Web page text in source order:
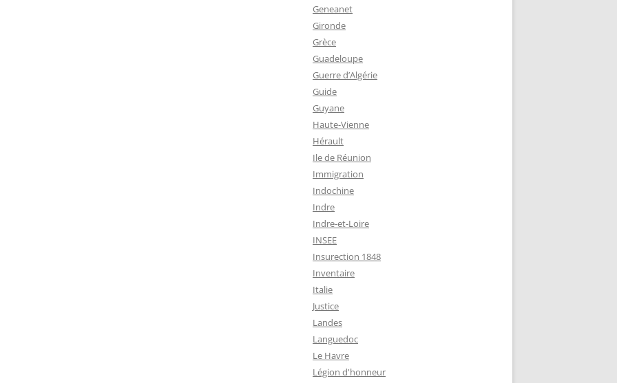
Geneanet
Gironde
Grèce
Guadeloupe
Guerre d’Algérie
Guide
Guyane
Haute-Vienne
Hérault
Ile de Réunion
Immigration
Indochine
Indre
Indre-et-Loire
INSEE
Insurection 1848
Inventaire
Italie
Justice
Landes
Languedoc
Le Havre
Légion d'honneur